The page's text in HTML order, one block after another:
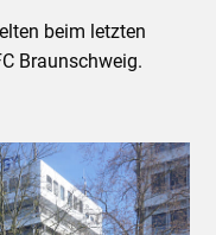
beim letzten
Braunschweig.